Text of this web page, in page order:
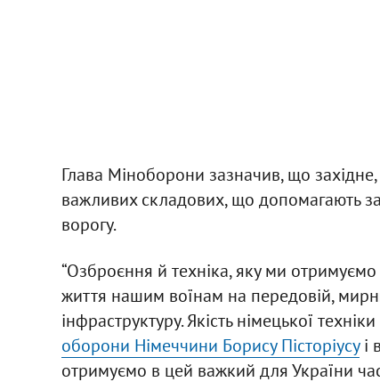
Глава Міноборони зазначив, що
важливих складових, що допомагають
ворогу.
“Озброєння й техніка, яку ми
життя нашим воїнам на передовій,
інфраструктуру. Якість німецької
оборони Німеччини Борису Пісторіусуі
отримуємо в цей важкий для України